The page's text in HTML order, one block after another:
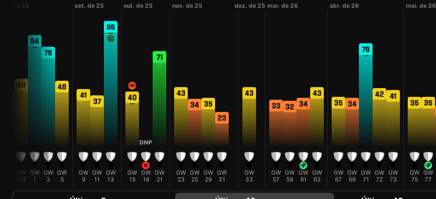
de 25
50
GW
102
84
GW
1
75
GW
3
48
GW
5
set. de 25
41
GW
9
37
GW
11
95
GW
13
out. de 25
40
GW
15
DNP
GW
19
71
GW
21
nov. de 25
43
GW
23
34
GW
25
35
GW
29
23
GW
31
dez. de 25
43
GW
33
mar. de 26
33
GW
57
32
GW
59
34
GW
61
43
GW
63
abr. de 26
35
GW
67
34
GW
69
78
GW
71
42
GW
72
41
GW
73
mai. de 26
35
GW
75
35
GW
77